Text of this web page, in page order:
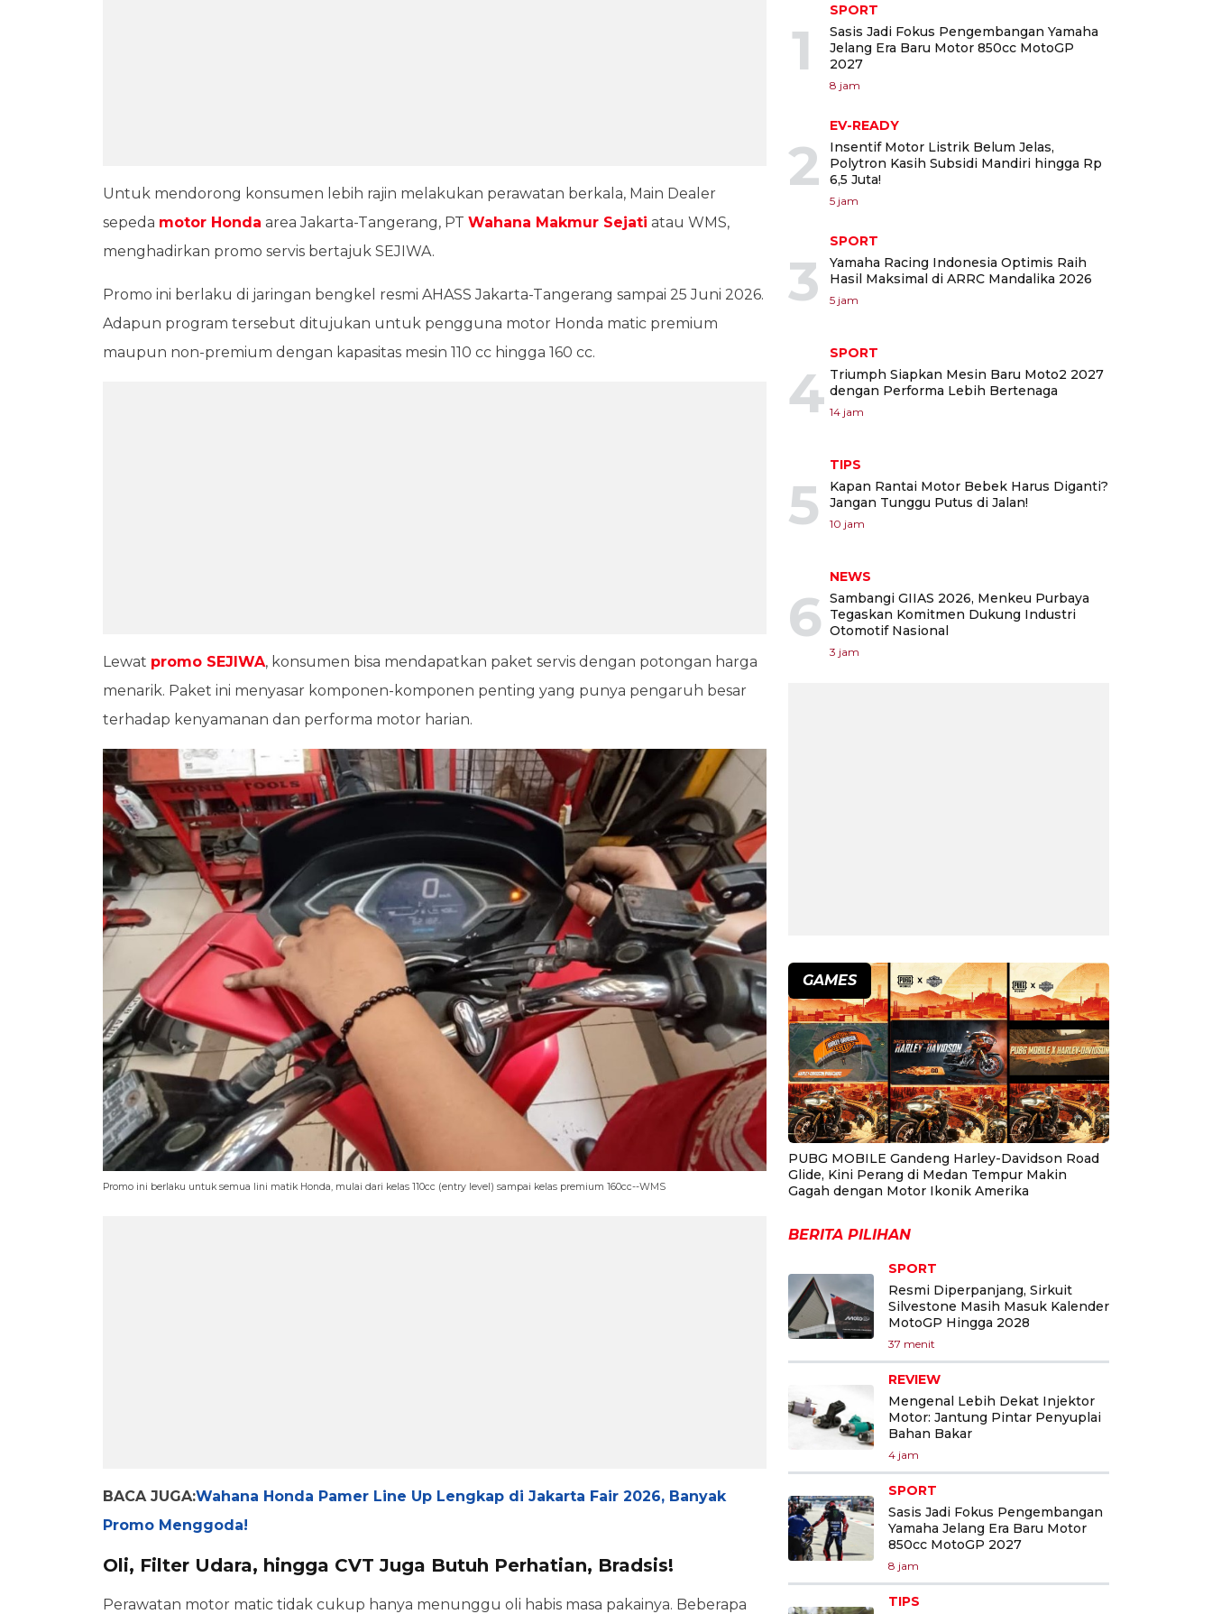
Untuk mendorong konsumen lebih rajin melakukan perawatan berkala, Main Dealer
sepeda motor Honda area Jakarta-Tangerang, PT Wahana Makmur Sejati atau WMS,
menghadirkan promo servis bertajuk SEJIWA.
Promo ini berlaku di jaringan bengkel resmi AHASS Jakarta-Tangerang sampai 25 Juni 2026.
Adapun program tersebut ditujukan untuk pengguna motor Honda matic premium
maupun non-premium dengan kapasitas mesin 110 cc hingga 160 cc.
Lewat promo SEJIWA, konsumen bisa mendapatkan paket servis dengan potongan harga
menarik. Paket ini menyasar komponen-komponen penting yang punya pengaruh besar
terhadap kenyamanan dan performa motor harian.
Promo ini berlaku untuk semua lini matik Honda, mulai dari kelas 110cc (entry level) sampai kelas premium 160cc--WMS
BACA JUGA:Wahana Honda Pamer Line Up Lengkap di Jakarta Fair 2026, Banyak
Promo Menggoda!
Oli, Filter Udara, hingga CVT Juga Butuh Perhatian, Bradsis!
Perawatan motor matic tidak cukup hanya menunggu oli habis masa pakainya. Beberapa
1
SPORT
Sasis Jadi Fokus Pengembangan Yamaha
Jelang Era Baru Motor 850cc MotoGP
2027
8 jam
2
EV-READY
Insentif Motor Listrik Belum Jelas,
Polytron Kasih Subsidi Mandiri hingga Rp
6,5 Juta!
5 jam
3
SPORT
Yamaha Racing Indonesia Optimis Raih
Hasil Maksimal di ARRC Mandalika 2026
5 jam
4
SPORT
Triumph Siapkan Mesin Baru Moto2 2027
dengan Performa Lebih Bertenaga
14 jam
5
TIPS
Kapan Rantai Motor Bebek Harus Diganti?
Jangan Tunggu Putus di Jalan!
10 jam
6
NEWS
Sambangi GIIAS 2026, Menkeu Purbaya
Tegaskan Komitmen Dukung Industri
Otomotif Nasional
3 jam
GAMES
PUBG MOBILE Gandeng Harley-Davidson Road
Glide, Kini Perang di Medan Tempur Makin
Gagah dengan Motor Ikonik Amerika
BERITA PILIHAN
SPORT
Resmi Diperpanjang, Sirkuit
Silvestone Masih Masuk Kalender
MotoGP Hingga 2028
37 menit
REVIEW
Mengenal Lebih Dekat Injektor
Motor: Jantung Pintar Penyuplai
Bahan Bakar
4 jam
SPORT
Sasis Jadi Fokus Pengembangan
Yamaha Jelang Era Baru Motor
850cc MotoGP 2027
8 jam
TIPS